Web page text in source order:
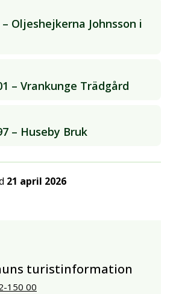
– Oljeshejkerna Johnsson i
– Vrankunge Trädgård
– Huseby Bruk
21 april 2026
turistinformation
150 00